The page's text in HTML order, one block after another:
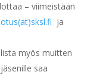
– viimeistään
ja
myös muitten
saa